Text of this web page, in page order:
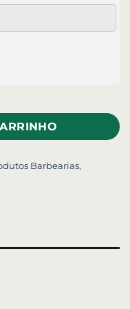
Barbearias,